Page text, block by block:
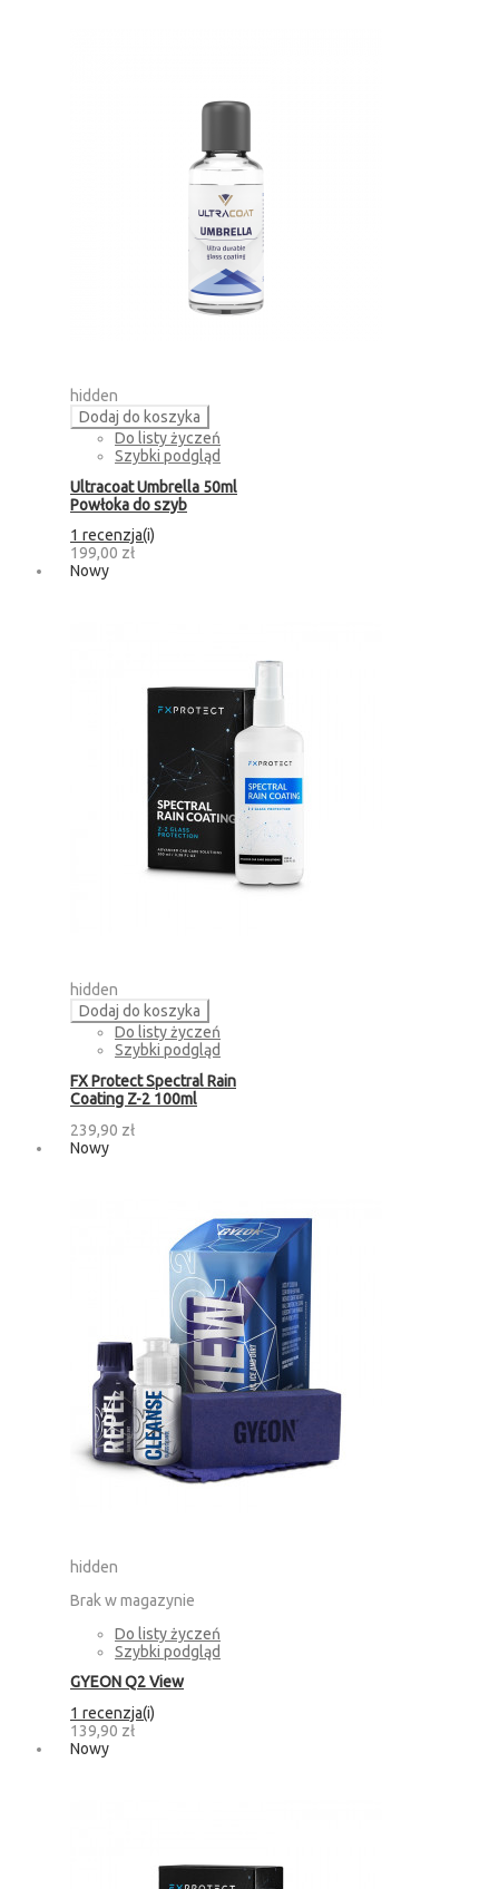
hidden
Dodaj do koszyka
Do listy życzeń
Szybki podgląd
Ultracoat Umbrella 50ml
Powłoka do szyb
1 recenzja(i)
199,00 zł
Nowy
hidden
Dodaj do koszyka
Do listy życzeń
Szybki podgląd
FX Protect Spectral Rain
Coating Z-2 100ml
239,90 zł
Nowy
hidden
Brak w magazynie
Do listy życzeń
Szybki podgląd
GYEON Q2 View
1 recenzja(i)
139,90 zł
Nowy